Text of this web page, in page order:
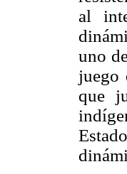
al
uno
juego
que